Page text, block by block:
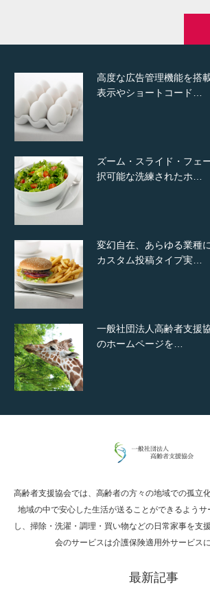
高度な広告管理機能を搭
表示やショートコード…
ズーム・スライド・フェ
択可能な洗練されたホ…
変幻自在、あらゆる業種
カスタム投稿タイプ実…
一般社団法人高齢者支援
のホームページを…
通常投稿
Hello world!
究極的に実用性を重視し
高齢者支援協会では、高齢者の方々の地域での孤立
地域の中で安心した生活が送ることができるよう
し、掃除・洗濯・調理・買い物などの日常家事を支
会のサービスは介護保険適用外サービスに
最新記事